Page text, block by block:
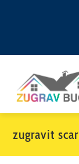
zugravit